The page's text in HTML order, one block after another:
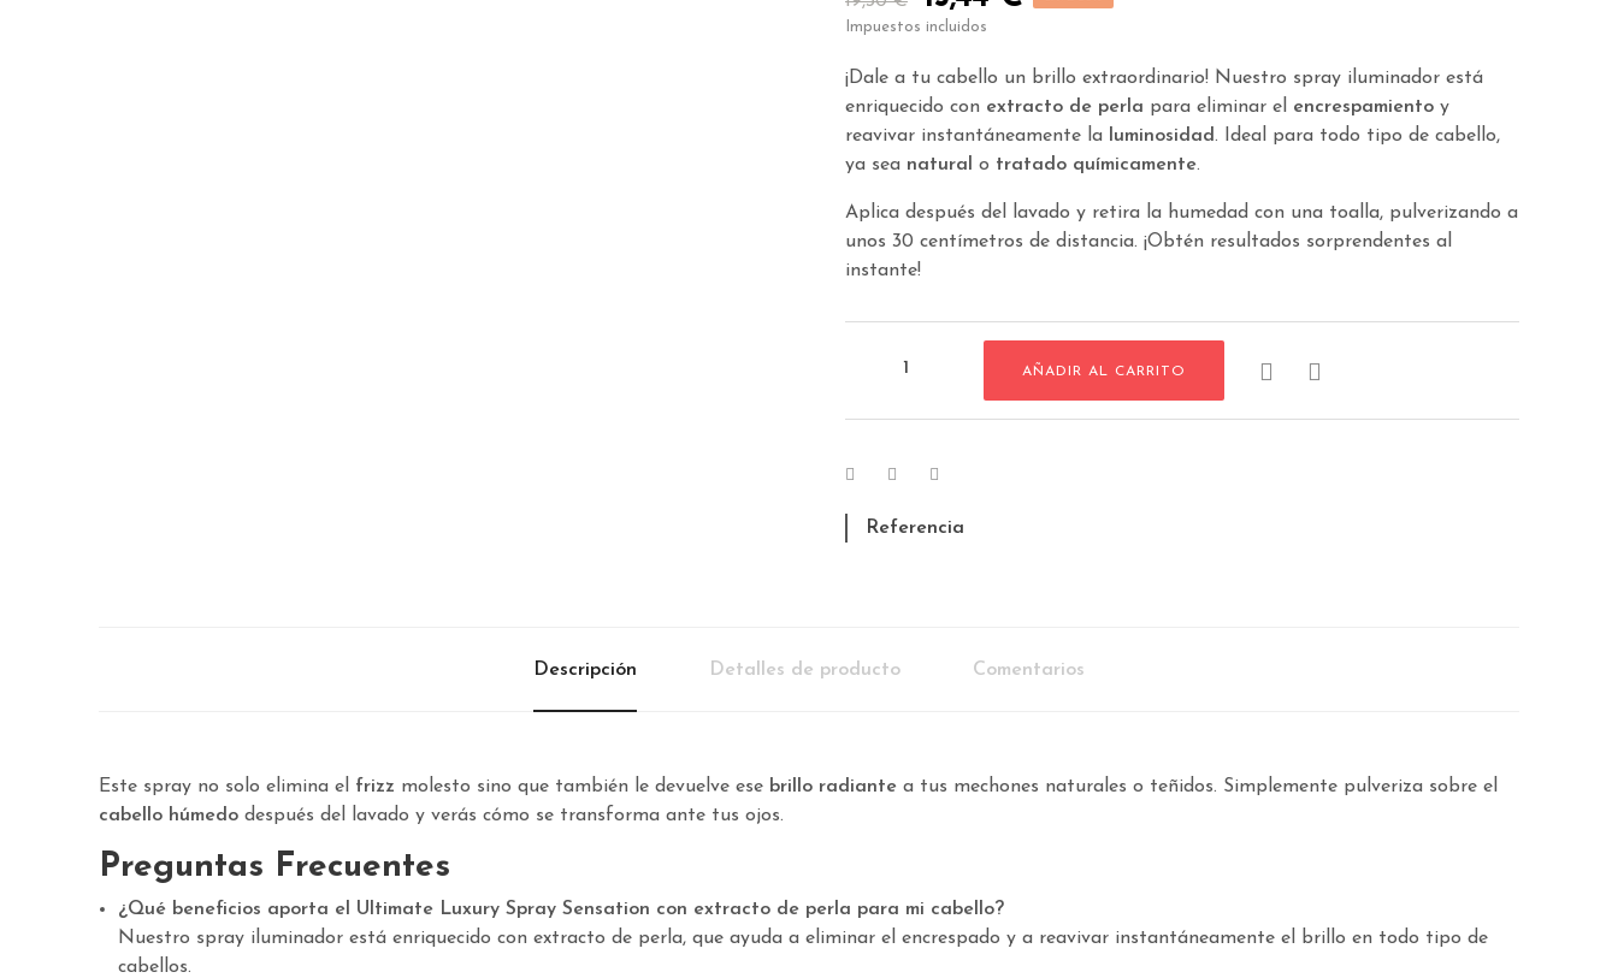
Impuestos incluidos
¡Dale a tu cabello un brillo extraordinario! Nuestro spray iluminador está
enriquecido con extracto de perla para eliminar el encrespamiento y
reavivar instantáneamente la
luminosidad. Ideal para todo tipo de cabello,
ya sea natural o tratado químicamente.
Aplica después del lavado y retira la humedad con una toalla, pulverizando a
unos 30 centímetros de distancia. ¡Obtén resultados sorprendentes al
instante!
AÑADIR AL CARRITO  
Referencia
Descripción Detalles de producto Comentarios
Este spray no solo elimina el frizz molesto sino que también le devuelve ese brillo radiante a tus mechones naturales o teñidos. Simplemente pulveriza sobre el
cabello húmedo después del lavado y verás cómo se transforma ante tus ojos.
Preguntas Frecuentes
¿Qué beneficios aporta el Ultimate Luxury Spray Sensation con extracto de perla para mi cabello?
Nuestro spray iluminador está enriquecido con extracto de perla, que ayuda a eliminar el encrespado y a reavivar instantáneamente el brillo en todo tipo de
cabellos.